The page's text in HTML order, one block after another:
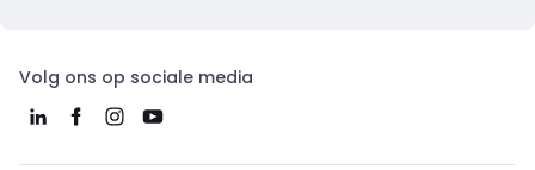
Volg ons op sociale media